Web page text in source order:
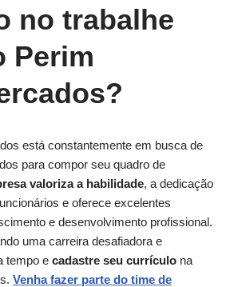
no trabalhe
Perim
está constantemente em busca de
para compor seu quadro de
valoriza a habilidade, a dedicação
e oferece excelentes
e desenvolvimento profissional.
uma carreira desafiadora e
tempo e cadastre seu currículo na
Venha fazer parte do time de